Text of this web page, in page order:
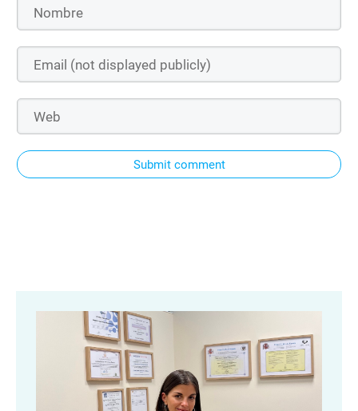
Submit comment